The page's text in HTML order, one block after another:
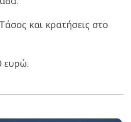
και κρατήσεις στο
ευρώ.